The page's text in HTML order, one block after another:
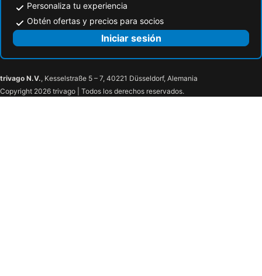
Personaliza tu experiencia
Obtén ofertas y precios para socios
Iniciar sesión
trivago N.V., Kesselstraße 5 – 7, 40221 Düsseldorf, Alemania
Copyright 2026 trivago | Todos los derechos reservados.